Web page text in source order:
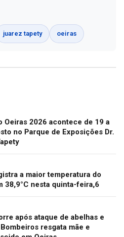
juarez tapety oeiras
Oeiras 2026 acontece de 19 a
no Parque de Exposições Dr.
a maior temperatura do
38,9°C nesta quinta-feira,6
após ataque de abelhas e
resgata mãe e